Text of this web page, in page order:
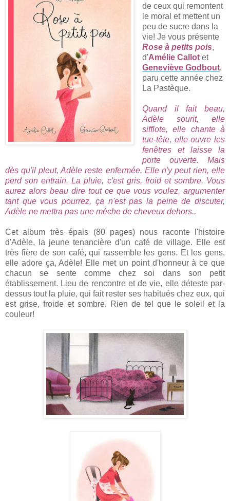
de ceux qui remontent
le moral et mettent un
peu de sucre dans la
vie! Je vous présente
Rose à petits pois,
d'Amélie Callotet
Geneviève Godbout,
paru cette année chez
La Pastèque.
Quand il fait beau,
Adèle sourit, elle
sifflote, elle chante à
tue-tête, elle ouvre les
fenêtres et laisse la
porte ouverte. Mais
dès qu'il pleut, Adèle reste enfermée. Elle n'y peut rien, elle
perd son entrain. La pluie, c'est gris, froid et sombre. Vous
aurez alors beau dire tout ce que vous voulez, argumenter
tant que vous pourrez, ça n'est pas la peine de discuter,
Adèle ne mettra pas une mèche de cheveux dehors..
Cet album très épais (80 pages) nous raconte l'histoire
d'Adèle, la jeune tenancière d'un café de village. Elle est
très fière de son café, qui rassemble les gens. Et les gens,
elle adore ça, Adèle! Elle met un point d'honneur à ce que
chacun se sente comme chez soi dans son petit
établissement. Lieu de rencontre et de vie, elle déteste par-
dessus tout la pluie, qui fait rester ses habitués chez eux, qui
est grise, froide et sombre. Rien de tel que le soleil et la
couleur!